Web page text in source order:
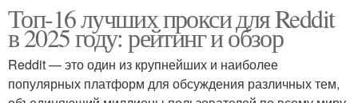
Топ-16 лучших прокси для Reddit
в 2025 году: рейтинг и обзор
Reddit — это один из крупнейших и наиболее
популярных платформ для обсуждения различных тем,